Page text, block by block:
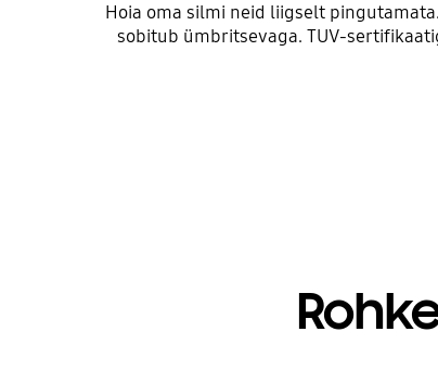
Hoia oma silmi neid liigselt
sobitub ümbritsevaga. TUV-